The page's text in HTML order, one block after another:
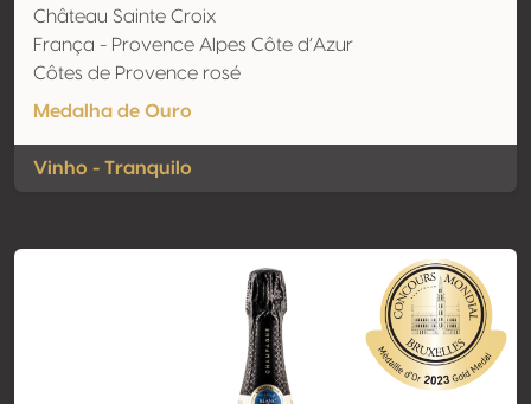
Château Sainte Croix
França - Provence Alpes Côte d’Azur
Côtes de Provence rosé
Medalha de Ouro
Vinho - Tranquilo